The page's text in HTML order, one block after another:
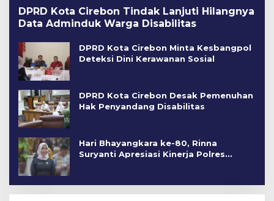
DPRD Kota Cirebon Tindak Lanjuti Hilangnya
Data Adminduk Warga Disabilitas
DPRD Kota Cirebon Minta Kesbangpol
Deteksi Dini Kerawanan Sosial
DPRD Kota Cirebon Desak Pemenuhan
Hak Penyandang Disabilitas
Hari Bhayangkara ke-80, Rinna
Suryanti Apresiasi Kinerja Polres